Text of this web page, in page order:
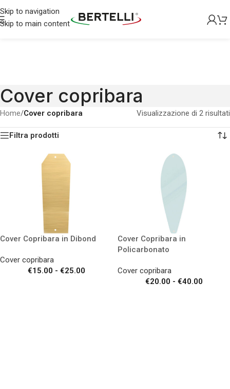
Skip to navigation
Skip to main content
Cover copribara
Home/Cover copribara Visualizzazione di 2 risultati
Filtra prodotti
Cover Copribara in Dibond
Cover copribara
€15.00 - €25.00
Cover Copribara in
Policarbonato
Cover copribara
€20.00 - €40.00